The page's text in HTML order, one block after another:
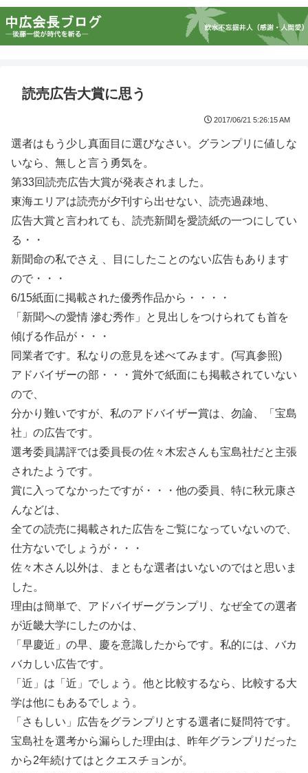
読売広告大賞に思う
2017/06/21 5:26:15 AM
選者はもう少し真面目に選びなさい。グランプリに値しな
いなら、無しと言う勇気を。
第33回読売広告大賞が発表されました。
東海エリアは読売が夕刊すら出せない、読売過疎地、
広告大賞と言われても、読売新聞を愛読紙の一つにしてい
る・・
新聞命の私でさえ 、目にしたことのない広告もあります
ので・・・
6/15紙面に掲載された優秀作品から・・・・
「新聞への愛情 滲む秀作」と見出しをつけられても首を
傾げる作品が・・・
同業者です。私なりの意見を述べてみます。(写真参照)
アドバイザーの部・・・賞外で紙面にも掲載されていない
ので、
分かり難いですが、私のアドバイザー賞は、勿論、「宝島
社」の広告です。
選考委員講評では委員長の佐々木宏さんも宝島社だと主張
されたようです。
賞に入ってなかったですが・・・他の委員、特に秋元康さ
んなどは、
全ての読売に掲載された広告をご覧になっていないので、
仕方ないでしょうが・・・
佐々木さん以外は、まともな選者はいないのではと思いま
した。
理由は簡単で、アドバイザーグランプリ、なぜ全ての選者
が近畿大学にしたのかは、
「早慶近」の早、慶を意識したからです。私的には、バカ
バカしい広告です。
「近」は「近」でしょう。他と比較するなら、比較する大
学は他にもあるでしょう。
「さもしい」広告をグランプリとする選者に疑問符です。
宝島社を選考から漏らした理由は、昨年グランプリだった
から2年続けてはとクエスチョンが。